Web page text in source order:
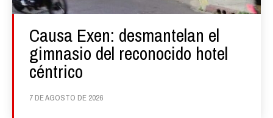
Causa Exen: desmantelan el
gimnasio del reconocido hotel
céntrico
7 DE AGOSTO DE 2026